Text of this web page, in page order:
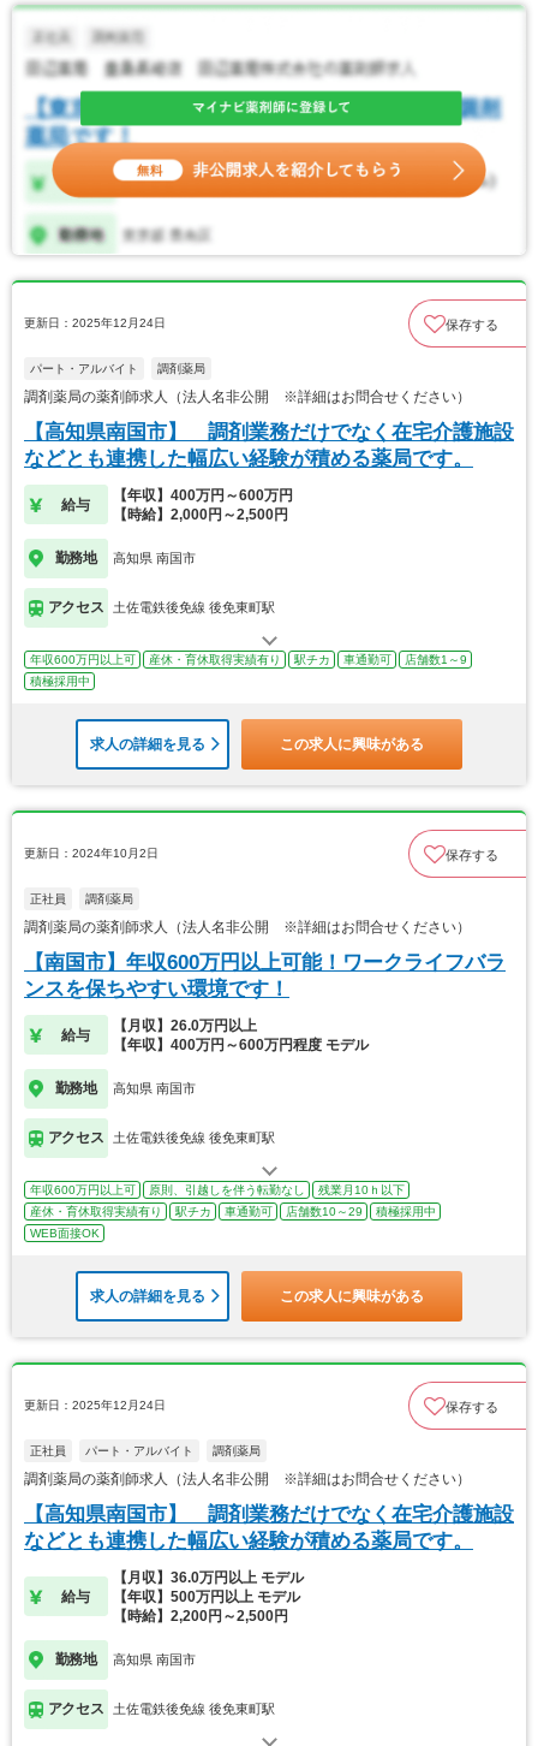
更新日：2025年12月24日 保存する
パート・アルバイト 調剤薬局
調剤薬局の薬剤師求人（法人名非公開 ※詳細はお問合せください）
【高知県南国市】 調剤業務だけでなく在宅介護施設
などとも連携した幅広い経験が積める薬局です。
給与
【年収】400万円～600万円
【時給】2,000円～2,500円
勤務地 高知県 南国市
アクセス 土佐電鉄後免線 後免東町駅
年収600万円以上可 産休・育休取得実績有り 駅チカ 車通勤可
店舗数1～9
積極採用中
求人の詳細を見る この求人に興味がある
更新日：2024年10月2日 保存する
正社員 調剤薬局
調剤薬局の薬剤師求人（法人名非公開 ※詳細はお問合せください）
【南国市】年収600万円以上可能！ワークライフバラ
ンスを保ちやすい環境です！
給与
【月収】26.0万円以上
【年収】400万円～600万円程度 モデル
勤務地 高知県 南国市
アクセス 土佐電鉄後免線 後免東町駅
年収600万円以上可 原則、引越しを伴う転勤なし
残業月10ｈ以下
産休・育休取得実績有り
駅チカ 車通勤可 店舗数10～29
積極採用中
WEB面接OK
求人の詳細を見る この求人に興味がある
更新日：2025年12月24日 保存する
正社員 パート・アルバイト 調剤薬局
調剤薬局の薬剤師求人（法人名非公開 ※詳細はお問合せください）
【高知県南国市】 調剤業務だけでなく在宅介護施設
などとも連携した幅広い経験が積める薬局です。
給与
【月収】36.0万円以上 モデル
【年収】500万円以上 モデル
【時給】2,200円～2,500円
勤務地 高知県 南国市
アクセス 土佐電鉄後免線 後免東町駅